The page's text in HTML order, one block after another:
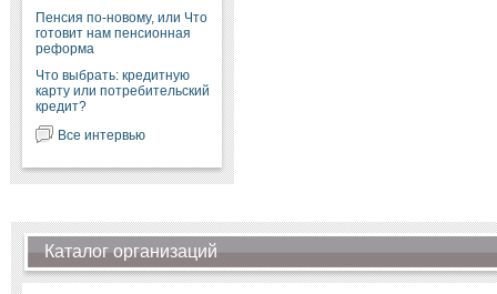
Пенсия по-новому, или Что
готовит нам пенсионная
реформа
Что выбрать: кредитную
карту или потребительский
кредит?
Все интервью
Каталог организаций